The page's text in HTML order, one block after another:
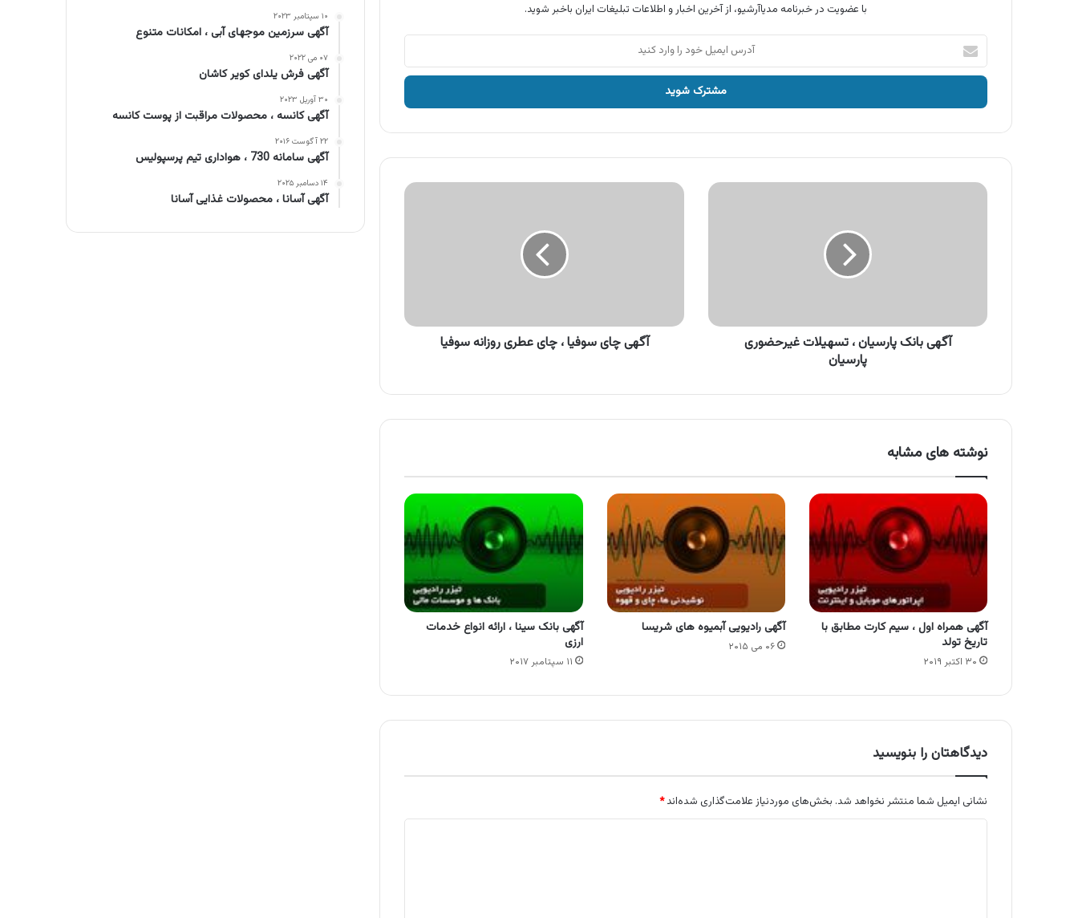
با عضویت در خبرنامه مدیاآرشیو، از آخرین اخبار و اطلاعات تبلیغات ایران باخبر شوید.
آدرس
ایمیل
خود
وارد
آگهی
آگهی بانک پارسیان ، تسهیلات غیرحضوری
پارسیان
آگهی
آگهی چای سوفیا ، چای عطری روزانه سوفیا
نوشته های مشابه
آگهی همراه اول ، سیم کارت مطابق با
تاریخ تولد
۳۰ اکتبر ۲۰۱۹
آگهی رادیویی آبمیوه های شریسا
۰۶ می ۲۰۱۵
آگهی بانک سینا ، ارائه انواع خدمات
ارزی
۱۱ سپتامبر ۲۰۱۷
دیدگاهتان را بنویسید
نشانی ایمیل شما منتشر نخواهد شد. بخش‌های موردنیاز علامت‌گذاری شده‌اند*
۱۰ سپتامبر ۲۰۲۳
آگهی سرزمین موجهای آبی ، امکانات متنوع
۰۷ می ۲۰۲۲
آگهی فرش یلدای کویر کاشان
۳۰ آوریل ۲۰۲۳
آگهی کانسه ، محصولات مراقبت از پوست کانسه
۲۲ آگوست ۲۰۱۶
آگهی سامانه 730 ، هواداری تیم پرسپولیس
۱۴ دسامبر ۲۰۲۵
آگهی آسانا ، محصولات غذایی آسانا